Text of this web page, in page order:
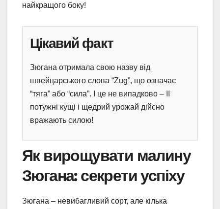
найкращого боку!
Цікавий факт
Зюгана отримала свою назву від
швейцарського слова “Zug”, що означає
“тяга” або “сила”. І це не випадково – її
потужні кущі і щедрий урожай дійсно
вражають силою!
Як вирощувати малину
Зюгана: секрети успіху
Зюгана – невибагливий сорт, але кілька